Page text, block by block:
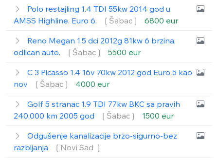
Polo restajling 1.4 TDI 55kw 2014 god u
AMSS Highline. Euro 6.
❲Šabac❳ 6800 eur
Reno Megan 1.5 dci 2012g 81kw 6 brzina,
odlican auto.
❲Šabac❳ 5500 eur
C 3 Picasso 1.4 16v 70kw 2012 god Euro 5 kao
nov
❲Šabac❳ 4000 eur
Golf 5 stranac 1.9 TDI 77kw BKC sa pravih
240.000 km 2005 god
❲Šabac❳ 1500 eur
Odgušenje kanalizacije brzo-sigurno-bez
razbijanja
❲Novi Sad ❳